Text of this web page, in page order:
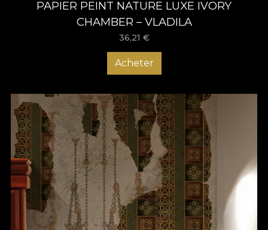
PAPIER PEINT NATURE LUXE IVORY
CHAMBER – VLADILA
36,21 €
Acheter